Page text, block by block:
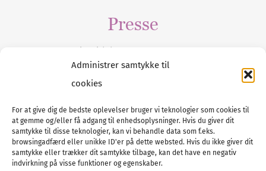
Administrer samtykke til
cookies
For at give dig de bedste oplevelser bruger vi teknologier som cookies til
at gemme og/eller få adgang til enhedsoplysninger. Hvis du giver dit
samtykke til disse teknologier, kan vi behandle data som f.eks.
browsingadfærd eller unikke ID'er på dette websted. Hvis du ikke giver dit
samtykke eller trækker dit samtykke tilbage, kan det have en negativ
indvirkning på visse funktioner og egenskaber.
Presse
Tilmeld dig vores
Tel :89 88 13 90
E-post:info@nordicbridalmedia.com
Nordic Bridal Media